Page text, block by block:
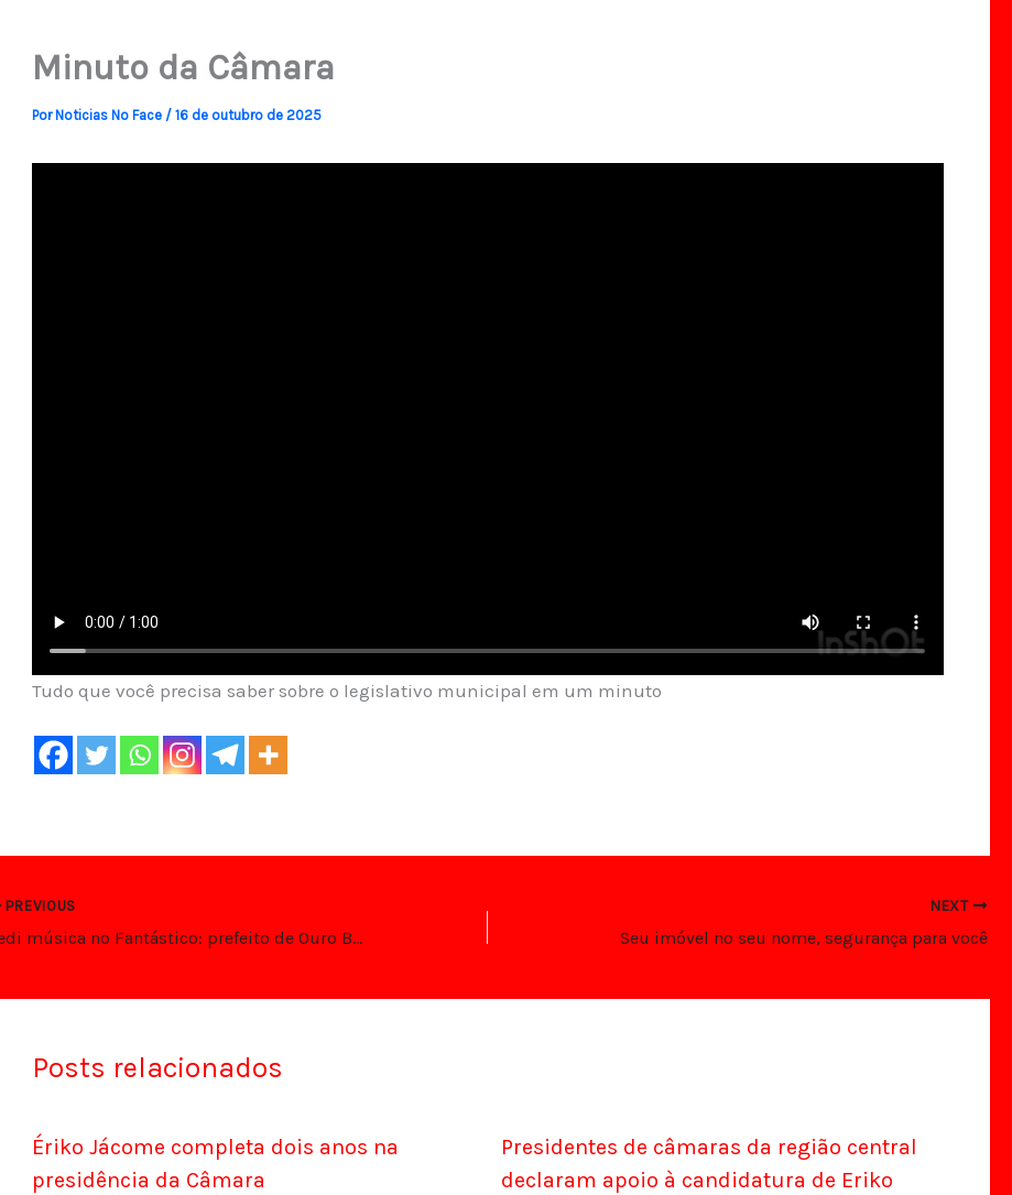
Minuto da Câmara
PorNoticias No Face / 16 de outubro de 2025
Tudo que você precisa saber sobre o legislativo municipal em um minuto
PREVIOUS
Pedi música no Fantástico: prefeito de Ouro Branco é cassado de novo
NEXT
Seu imóvel no seu nome, segurança para você
Posts relacionados
Ériko Jácome completa dois anos na
presidência da Câmara
Presidentes de câmaras da região central
declaram apoio à candidatura de Eriko